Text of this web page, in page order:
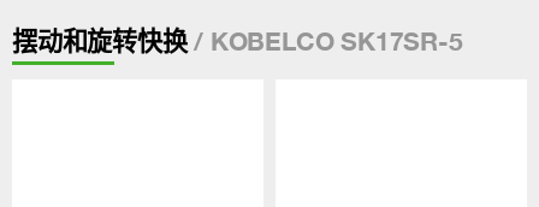
摆动和旋转快换/ KOBELCO SK17SR-5